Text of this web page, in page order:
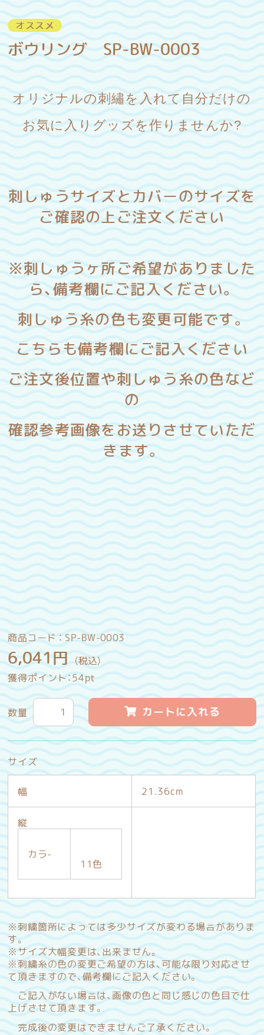
オススメ
ボウリング SP-BW-0003
オリジナルの刺繡を入れて自分だけの
お気に入りグッズを作りませんか?
刺しゅうサイズとカバーのサイズを
ご確認の上ご注文ください
※刺しゅうヶ所ご希望がありました
ら、備考欄にご記入ください。
刺しゅう糸の色も変更可能です。
こちらも備考欄にご記入ください
ご注文後位置や刺しゅう糸の色など
の
確認参考画像をお送りさせていただ
きます。
商品コード ：SP-BW-0003
6,041円 （税込）
獲得ポイント：54pt
数量 カートに入れる
サイズ
幅 21.36cm
縦
カラ-
11色
※刺繍箇所によっては多少サイズが変わる場合がありま
す。
※サイズ大幅変更は、出来ません。
※刺繍糸の色の変更ご希望の方は、可能な限り対応させ
て頂きますので、備考欄にご記入ください。
ご記入がない場合は、画像の色と同じ感じの色目で仕
上げさせて頂きます。
完成後の変更はできませんご了承ください。